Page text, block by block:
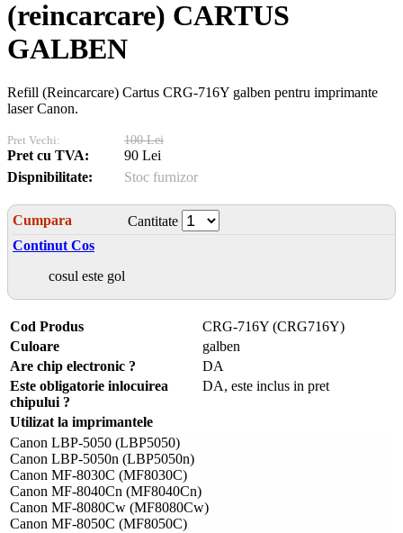
(reincarcare) CARTUS
GALBEN
Refill (Reincarcare) Cartus CRG-716Y galben pentru imprimante
laser Canon.
Pret Vechi: 100 Lei
Pret cu TVA:
90 Lei
Dispnibilitate:
Stoc furnizor
Cumpara
Cantitate
Continut Cos
cosul este gol
Cod Produs
CRG-716Y (CRG716Y)
Culoare
galben
Are chip electronic ?
DA
Este obligatorie inlocuirea
chipului ?
DA, este inclus in pret
Utilizat la imprimantele
Canon LBP-5050 (LBP5050)
Canon LBP-5050n (LBP5050n)
Canon MF-8030C (MF8030C)
Canon MF-8040Cn (MF8040Cn)
Canon MF-8080Cw (MF8080Cw)
Canon MF-8050C (MF8050C)